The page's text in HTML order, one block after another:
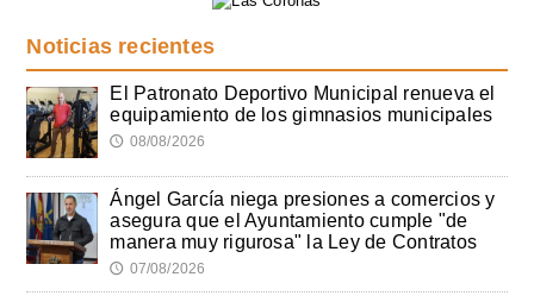
Noticias recientes
El Patronato Deportivo Municipal renueva el
equipamiento de los gimnasios municipales
🕔 08/08/2026
Ángel García niega presiones a comercios y
asegura que el Ayuntamiento cumple "de
manera muy rigurosa" la Ley de Contratos
🕔 07/08/2026